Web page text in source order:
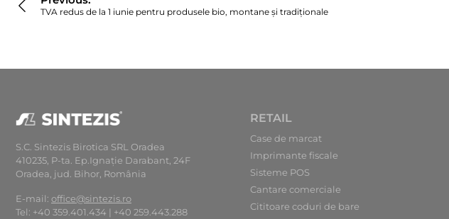
articole
TVA redus de la 1 iunie pentru produsele bio, montane și tradiționale
S.C. Sintezis Birotica SRL Oradea
410235, P-ta. Ep.Ignaţie Darabant, 24F
Oradea, jud. Bihor, România
E-mail: office@sintezis.ro
Tel: +40 359.401.434 | +40 259.443.288
RETAIL
Case de marcat
Imprimante fiscale
Sisteme POS
Cantare comerciale
Cititoare coduri de bare